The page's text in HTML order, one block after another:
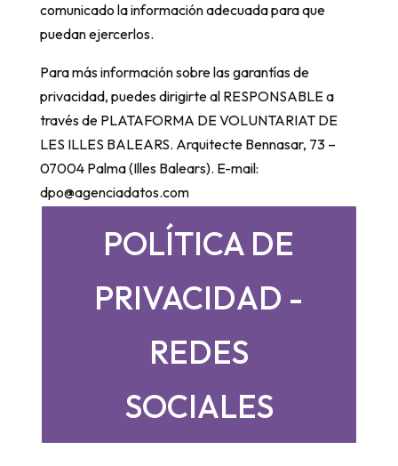
comunicado la información adecuada para que
puedan ejercerlos.
Para más información sobre las garantías de
privacidad, puedes dirigirte al RESPONSABLE a
través de PLATAFORMA DE VOLUNTARIAT DE
LES ILLES BALEARS. Arquitecte Bennasar, 73 –
07004 Palma (Illes Balears). E-mail:
dpo@agenciadatos.com
POLÍTICA DE
PRIVACIDAD -
REDES
SOCIALES